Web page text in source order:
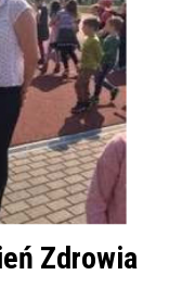
Zdrowia